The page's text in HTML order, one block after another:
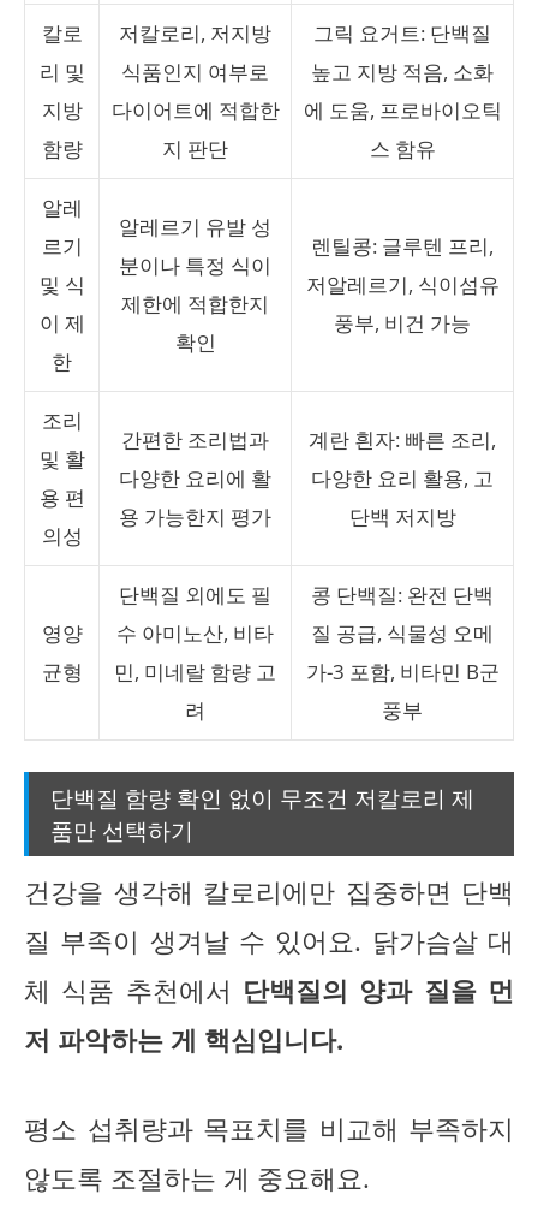
칼로
리 및
지방
함량
저칼로리, 저지방
식품인지 여부로
다이어트에 적합한
지 판단
그릭 요거트: 단백질
높고 지방 적음, 소화
에 도움, 프로바이오틱
스 함유
알레
르기
및 식
이 제
한
알레르기 유발 성
분이나 특정 식이
제한에 적합한지
확인
렌틸콩: 글루텐 프리,
저알레르기, 식이섬유
풍부, 비건 가능
조리
및 활
용 편
의성
간편한 조리법과
다양한 요리에 활
용 가능한지 평가
계란 흰자: 빠른 조리,
다양한 요리 활용, 고
단백 저지방
영양
균형
단백질 외에도 필
수 아미노산, 비타
민, 미네랄 함량 고
려
콩 단백질: 완전 단백
질 공급, 식물성 오메
가-3 포함, 비타민 B군
풍부
단백질 함량 확인 없이 무조건 저칼로리 제
품만 선택하기
건강을 생각해 칼로리에만 집중하면 단백
질 부족이 생겨날 수 있어요. 닭가슴살 대
체 식품 추천에서 단백질의 양과 질을 먼
저 파악하는 게 핵심입니다.
평소 섭취량과 목표치를 비교해 부족하지
않도록 조절하는 게 중요해요.